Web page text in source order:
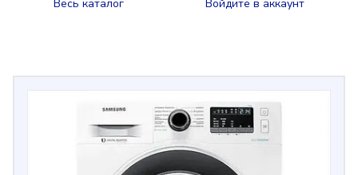
Весь каталог Войдите в аккаунт